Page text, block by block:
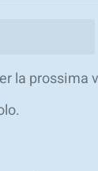
la prossima